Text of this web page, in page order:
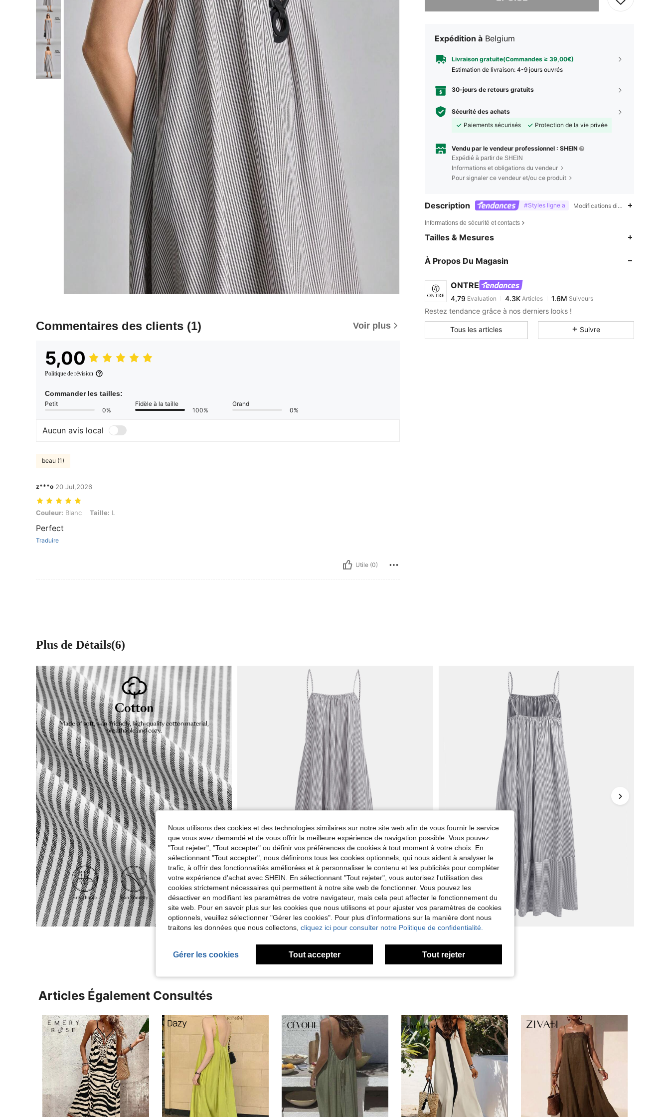
Commentaires des clients (1) Voir plus
5,00
Politique de révision
Commander les tailles:
Petit
0%
Fidèle à la taille
100%
Grand
0%
Aucun avis local
beau (1)
z***o 20 Jul,2026
Couleur: Blanc, Taille: L
Couleur: Blanc Taille: L
Perfect
Traduire
Utile (0)
Expédition à Belgium
Livraison gratuite(Commandes ≥ 39,00€)
Estimation de livraison: 4-9 jours ouvrés
30-jours de retours gratuits
Sécurité des achats
Paiements sécurisés
Protection de la vie privée
Vendu par le vendeur professionnel : SHEIN
Expédié à partir de SHEIN
Informations et obligations du vendeur
Pour signaler ce vendeur et/ou ce produit
Description #Styles ligne a Modifications dimensionnelles
Informations de sécurité et contacts
Tailles & Mesures
À Propos Du Magasin
ONTRE
4,79
4.3K
4,79 Evaluation 4.3KArticles
a***7est en train de naviguer
4,79
4.3K
1.6M
Restez tendance grâce à nos derniers looks !
Tous les articles Suivre
Plus de Détails(6)
Articles Également Consultés
Nous utilisons des cookies et des technologies similaires sur notre site web afin de vous fournir le service
que vous avez demandé et de vous offrir la meilleure expérience de navigation possible. Vous pouvez
"Tout rejeter", "Tout accepter" ou définir vos préférences de cookies à tout moment à votre choix. En
sélectionnant "Tout accepter", nous définirons tous les cookies optionnels, qui nous aident à analyser le
trafic, à offrir des fonctionnalités améliorées et à personnaliser le contenu et les publicités pour compléter
votre expérience d'achat avec SHEIN. En sélectionnant "Tout rejeter", vous autorisez l'utilisation des
cookies strictement nécessaires qui permettent à notre site web de fonctionner. Vous pouvez les
désactiver en modifiant les paramètres de votre navigateur, mais cela peut affecter le fonctionnement du
site web. Pour en savoir plus sur les cookies que nous utilisons et pour ajuster vos paramètres de cookies
optionnels, veuillez sélectionner "Gérer les cookies". Pour plus d'informations sur la manière dont nous
traitons les données que nous collectons, cliquez ici pour consulter notre Politique de confidentialité.
Gérer les cookies Tout accepter Tout rejeter